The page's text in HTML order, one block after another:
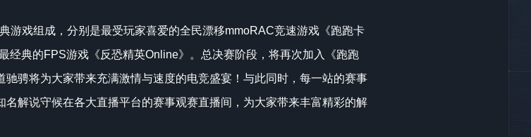
游戏组成，分别是最受玩家喜爱的全民漂移mmoRAC竞速游戏《跑跑卡
经典的FPS游戏《反恐精英Online》。总决赛阶段，将再次加入《跑跑
骋将为大家带来充满激情与速度的电竞盛宴！与此同时，每一站的赛事
解说守候在各大直播平台的赛事观赛直播间，为大家带来丰富精彩的解